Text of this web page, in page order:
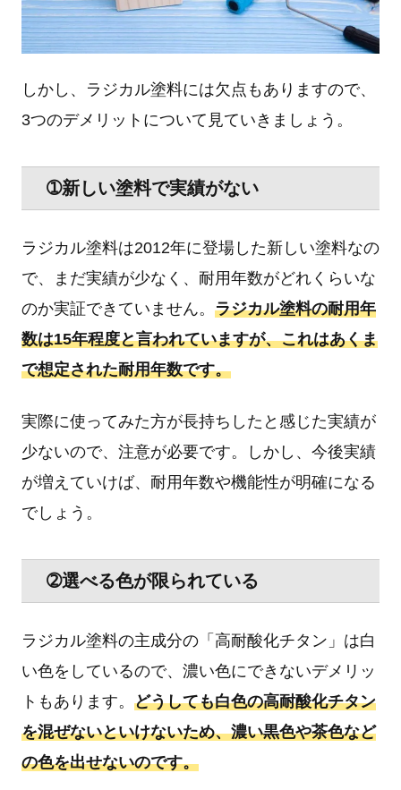
しかし、ラジカル塗料には欠点もありますので、
3つのデメリットについて見ていきましょう。
➀新しい塗料で実績がない
ラジカル塗料は2012年に登場した新しい塗料なの
で、まだ実績が少なく、耐用年数がどれくらいな
のか実証できていません。 ラジカル塗料の耐用年
数は15年程度と言われていますが、これはあくま
で想定された耐用年数です。
実際に使ってみた方が長持ちしたと感じた実績が
少ないので、注意が必要です。しかし、今後実績
が増えていけば、耐用年数や機能性が明確になる
でしょう。
➁選べる色が限られている
ラジカル塗料の主成分の「高耐酸化チタン」は白
い色をしているので、濃い色にできないデメリッ
トもあります。 どうしても白色の高耐酸化チタン
を混ぜないといけないため、濃い黒色や茶色など
の色を出せないのです。